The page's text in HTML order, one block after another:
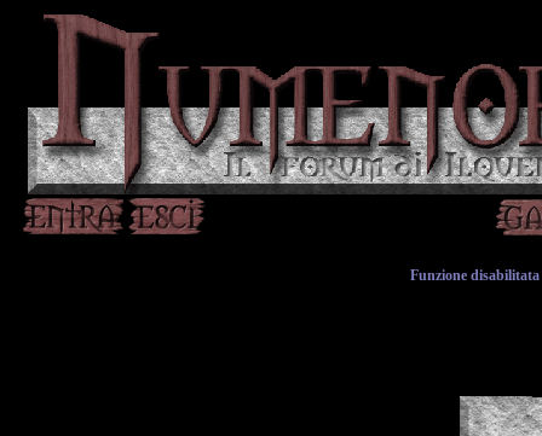
Funzione disabilitata